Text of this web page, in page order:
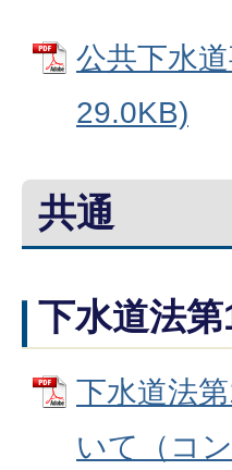
公共下水
29.0KB)
共通
下水道法
下水道法
いて（コ